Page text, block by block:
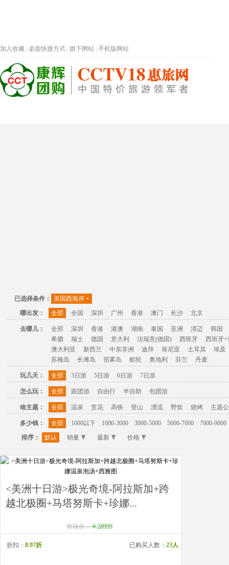
加入收藏 桌面快捷方式 旗下网站 手机版网站
已选择条件： 美国西海岸 ×
哪出发：
全部 全国 深圳 广州 香港 澳门 长沙 北京
去哪儿： 全部 深圳 香港 港澳 湖南 泰国 亚洲 清迈
韩国
希腊
瑞士 德国 意大利 法瑞意(德国) 西班牙
西班牙+
澳大利亚
新西兰 中东非洲 迪拜 肯尼亚 土耳其
埃及
苏梅岛
长滩岛 宿雾岛 邮轮 奥地利 芬兰 丹麦
玩几天： 全部 3日游 5日游 6日游 7日游
怎么玩： 全部 跟团游 自由行 半自助 包团游
啥主题： 全部 温泉 赏花 高铁 登山 漂流 野炊 烧烤 主题
多少钱： 全部 1000以下 1000-3000 3000-5000 5000-7000
7000-9000
排序：
默认 销量 最新 价格
<美洲十日游>极光奇境-阿拉斯加+跨
越北极圈+马塔努斯卡+珍娜...
市场价：￥28999
折扣： 8.97折 已购买人数： 23人